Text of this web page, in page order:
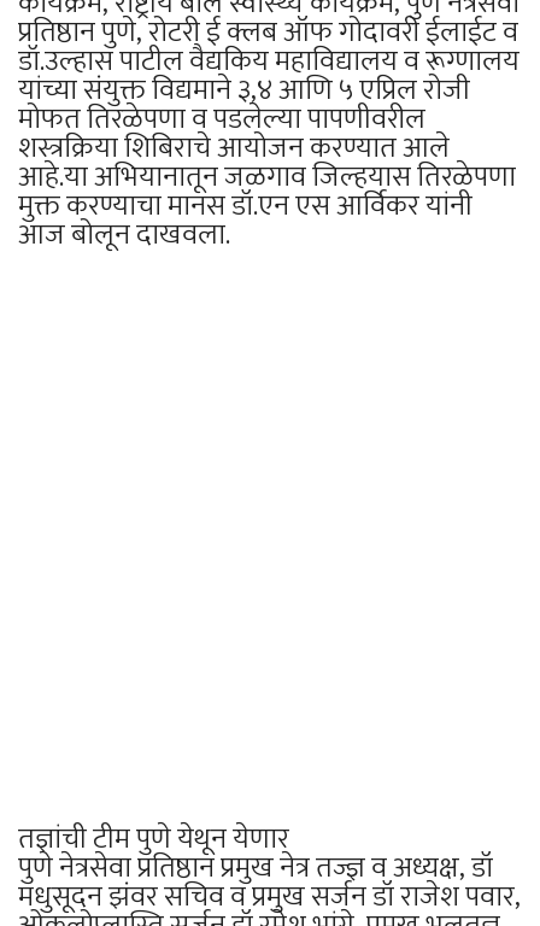
प्रतिष्ठान पुणे, रोटरी ई क्लब ऑफ गोदावरी ईलाईट व
डॉ.उल्हास पाटील वैद्यकिय महाविद्यालय व रूग्णालय
यांच्या संयुक्त विद्यमाने ३,४ आणि ५ एप्रिल रोजी
मोफत तिरळेपणा व पडलेल्या पापणीवरील
शस्त्रक्रिया शिबिराचे आयोजन करण्यात आले
आहे.या अभियानातून जळगाव जिल्हयास तिरळेपणा
मुक्त करण्याचा मानस डॉ.एन एस आर्विकर यांनी
आज बोलून दाखवला.
तज्ञांची टीम पुणे येथून येणार
पुणे नेत्रसेवा प्रतिष्ठान प्रमुख नेत्र तज्ज्ञ व अध्यक्ष, डॉ
मधुसूदन झंवर सचिव व प्रमुख सर्जन डॉ राजेश पवार,